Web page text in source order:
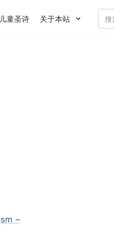
儿童圣诗 关于本站
–